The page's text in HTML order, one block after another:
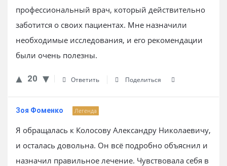
профессиональный врач, который действительно
заботится о своих пациентах. Мне назначили
необходимые исследования, и его рекомендации
были очень полезны.
20 Ответить Поделиться
Зоя Фоменко Легенда
Я обращалась к Колосову Александру Николаевичу,
и осталась довольна. Он всё подробно объяснил и
назначил правильное лечение. Чувствовала себя в